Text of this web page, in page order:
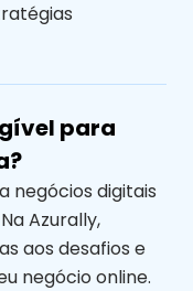
para
negócios digitais
Azurally,
aos desafios e
negócio online.